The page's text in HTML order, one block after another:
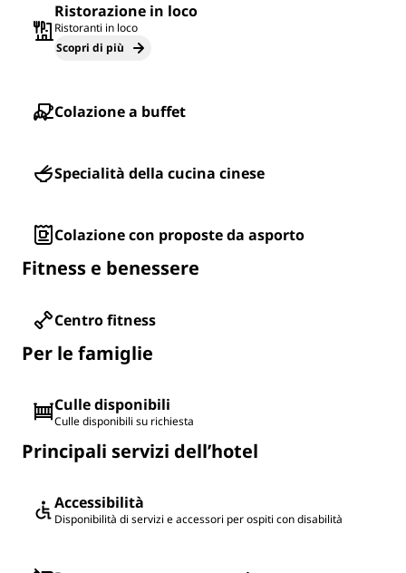
Ristorazione in loco
Ristoranti in loco
Scopri di più
Colazione a buffet
Specialità della cucina cinese
Colazione con proposte da asporto
Fitness e benessere
Centro fitness
Per le famiglie
Culle disponibili
Culle disponibili su richiesta
Principali servizi dell’hotel
Accessibilità
Disponibilità di servizi e accessori per ospiti con disabilità